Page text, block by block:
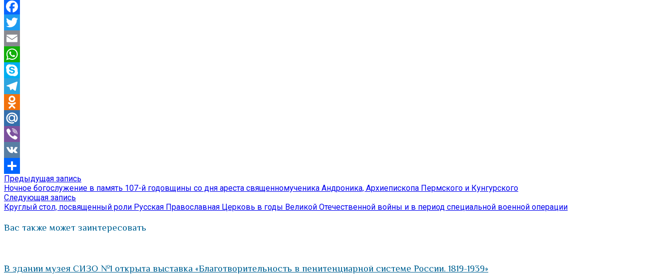
Facebook
Twitter
Email
WhatsApp
Skype
Telegram
Odnoklassniki
Mail.Ru
Viber
VK
Отправить
Навигация
по
записям
Предыдущая запись
запись:
Ночное богослужение в память 107-й годовщины со дня ареста священномученика Андроника, Архиепископа Пермского и Кунгурского
Следующая запись
запись:
Круглый стол, посвященный роли Русская Православная Церковь в годы Великой Отечественной войны и в период специальной военной операции
Вас также может заинтересовать
В здании музея СИЗО №1 открыта выставка «Благотворительность в пенитенциарной системе России. 1819-1939»